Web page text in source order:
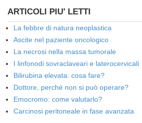
ARTICOLI PIU' LETTI
La febbre di natura neoplastica
Ascite nel paziente oncologico
La necrosi nella massa tumorale
I linfonodi sovraclaveari e laterocervicali
Bilirubina elevata: cosa fare?
Dottore, perché non si può operare?
Emocromo: come valutarlo?
Carcinosi peritoneale in fase avanzata